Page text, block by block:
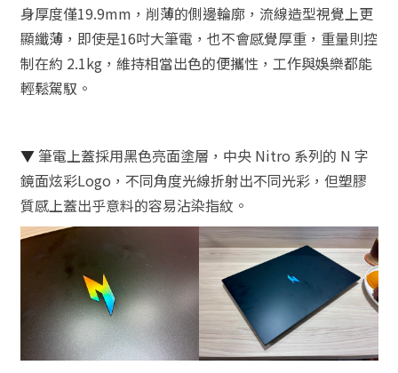
身厚度僅19.9mm，削薄的側邊輪廓，流線造型視覺上更
顯纖薄，即使是16吋大筆電，也不會感覺厚重，重量則控
制在約 2.1kg，維持相當出色的便攜性，工作與娛樂都能
輕鬆駕馭。
▼筆電上蓋採用黑色亮面塗層，中央 Nitro 系列的 N 字
鏡面炫彩Logo，不同角度光線折射出不同光彩，但塑膠
質感上蓋出乎意料的容易沾染指紋。